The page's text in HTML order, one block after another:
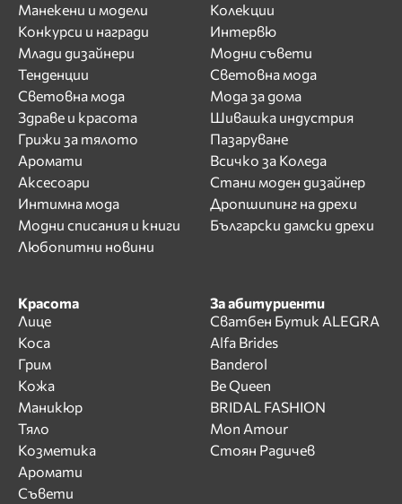
Манекени и модели
Конкурси и награди
Млади дизайнери
Тенденции
Световна мода
Здраве и красота
Грижи за тялото
Аромати
Аксесоари
Интимна мода
Модни списания и книги
Любопитни новини
Колекции
Интервю
Модни съвети
Световна мода
Мода за дома
Шивашка индустрия
Пазаруване
Всичко за Коледа
Стани моден дизайнер
Дропшипинг на дрехи
Български дамски дрехи
Красота
Лице
Коса
Грим
Кожа
Маникюр
Тяло
Козметика
Аромати
Съвети
За абитуриенти
Сватбен Бутик ALEGRA
Alfa Brides
Banderol
Be Queen
BRIDAL FASHION
Mon Amour
Стоян Радичев